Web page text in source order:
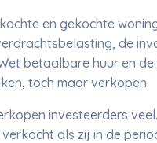
en gekochte
de
betaalbare huur en
toch maar verkopen.
investeerders
als zij in de